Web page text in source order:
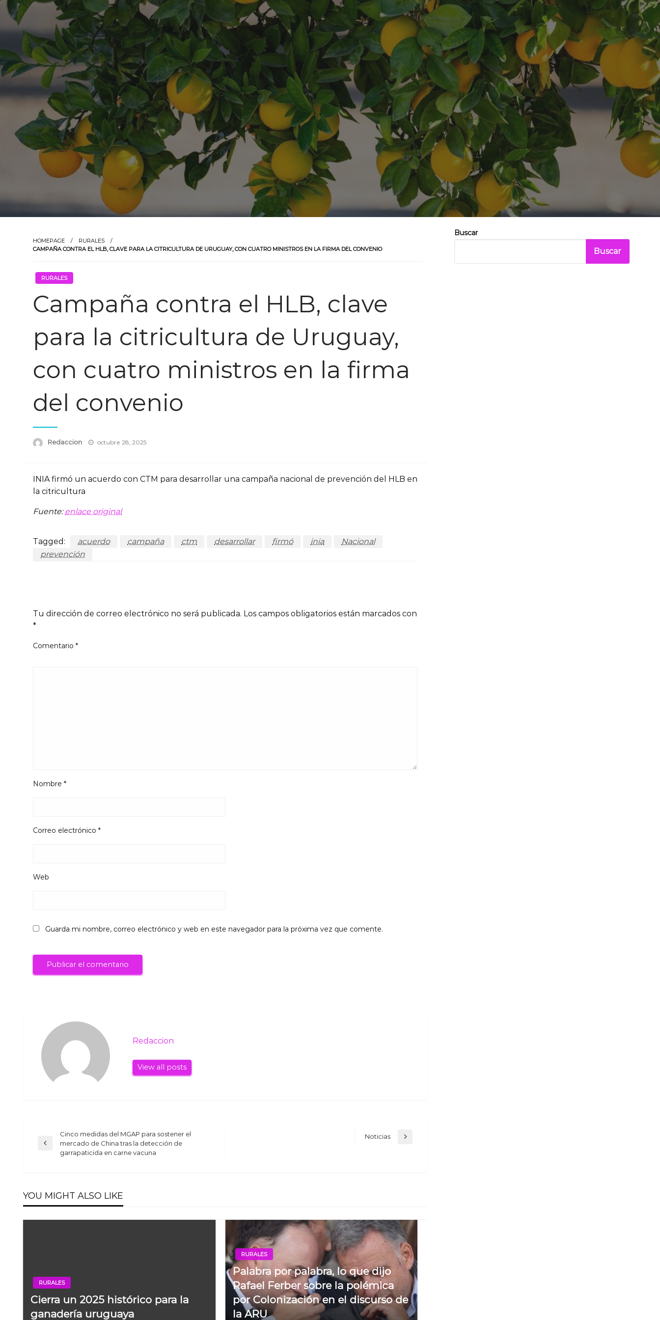
HOMEPAGE
RURALES
CAMPAÑA CONTRA EL HLB, CLAVE PARA LA CITRICULTURA DE URUGUAY, CON CUATRO MINISTROS EN LA FIRMA DEL CONVENIO
RURALES
Campaña contra el HLB, clave
para la citricultura de Uruguay,
con cuatro ministros en la firma
del convenio
Redaccion
Posted
octubre 28, 2025
INIA firmó un acuerdo con CTM para desarrollar una campaña nacional de prevención del HLB en
la citricultura
Fuente:enlace original
Tagged: acuerdo campaña ctm desarrollar firmó inia
Nacional
prevención
Tu dirección de correo electrónico no será publicada. Los campos obligatorios están marcados con
*
Comentario *
Nombre *
Correo electrónico *
Web
Guarda mi nombre, correo electrónico y web en este navegador para la próxima vez que comente.
Redaccion
View all posts
Navegación
entradas
Previous
Cinco medidas del MGAP para sostener el
mercado de China tras la detección de
garrapaticida en carne vacuna
Next
Noticias
YOU MIGHT ALSO LIKE
RURALES
Cierra un 2025 histórico para la
ganadería uruguaya
RURALES
Palabra por palabra, lo que dijo
Rafael Ferber sobre la polémica
por Colonización en el discurso de
la ARU
Buscar
Buscar